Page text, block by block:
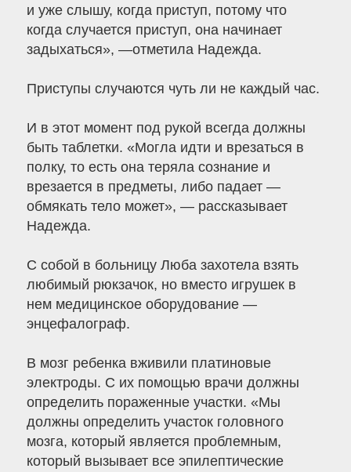
и уже слышу, когда приступ, потому что
когда случается приступ, она начинает
задыхаться», —отметила Надежда.
Приступы случаются чуть ли не каждый час.
И в этот момент под рукой всегда должны
быть таблетки. «Могла идти и врезаться в
полку, то есть она теряла сознание и
врезается в предметы, либо падает —
обмякать тело может», — рассказывает
Надежда.
С собой в больницу Люба захотела взять
любимый рюкзачок, но вместо игрушек в
нем медицинское оборудование —
энцефалограф.
В мозг ребенка вживили платиновые
электроды. С их помощью врачи должны
определить пораженные участки. «Мы
должны определить участок головного
мозга, который является проблемным,
который вызывает все эпилептические